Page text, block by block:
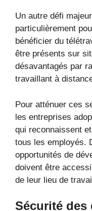
Un autre défi
particulièrement
bénéficier du
être présents sur
désavantagés par
travaillant à
Pour atténuer ces
les entreprises
qui reconnaissent
tous les employés.
opportunités de
doivent être
de leur lieu de
Sécurité des